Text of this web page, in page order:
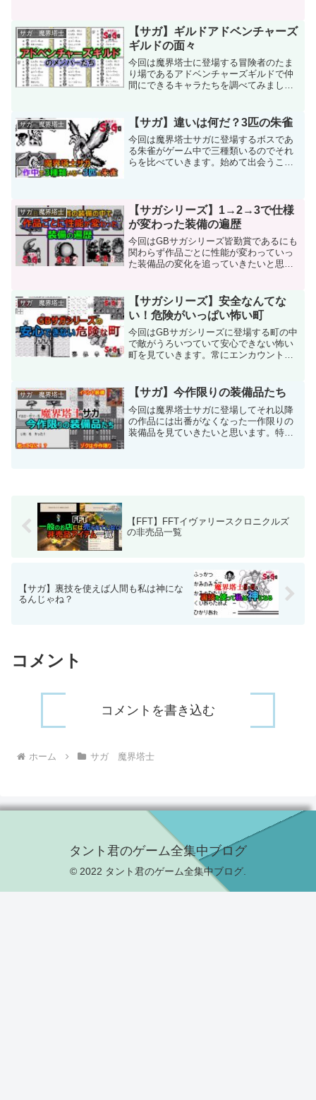
非今回の動画を見て、自分に必要なもの
を選んでみてください。サ...
サガ 魔界塔士
【サガ】ギルドアドベンチャーズ
ギルドの面々
今回は魔界塔士に登場する冒険者のたま
り場であるアドベンチャーズギルドで仲
間にできるキャラたちを調べてみまし
町 ゾクの町 アメ横 ベーシックタウ
ン2の5箇所あり、後者ほど...
サガ 魔界塔士 【サガ】違いは何だ？3匹の朱雀
今回は魔界塔士サガに登場するボスであ
る朱雀がゲーム中で三種類いるのでそれ
らを比べていきます。始めて出会うこと
世界のボスである普通の朱...
サガ 魔界塔士
【サガシリーズ】1→2→3で仕様
が変わった装備の遍歴
今回はGBサガシリーズ皆勤賞であるにも
関わらず作品ごとに性能が変わっていっ
た装備品の変化を追っていきたいと思い
調整されたものはさておき、それ以外の
特殊な効果がシリーズご...
サガ 魔界塔士
【サガシリーズ】安全なんてな
い！危険がいっぱい怖い町
今回はGBサガシリーズに登場する町の中
で敵がうろいつていて安心できない怖い
町を見ていきます。常にエンカウントに
期間だけ危ない危険度が低いものまでそ
の特徴は様々あり今回は...
サガ 魔界塔士 【サガ】今作限りの装備品たち
今回は魔界塔士サガに登場してそれ以降
の作品には出番がなくなった一作限りの
装備品を見ていきたいと思います。特に
【FFT】FFTイヴァリースクロニクルズ
の非売品一覧
【サガ】裏技を使えば人間も私は神にな
るんじゃね？
コメント
コメントを書き込む
ホーム サガ 魔界塔士
タント君のゲーム全集中ブログ
© 2022 タント君のゲーム全集中ブログ.